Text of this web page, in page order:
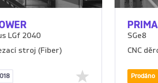
LGf 2040
stroj (Fiber)
SGe8
CNC
Prodáno